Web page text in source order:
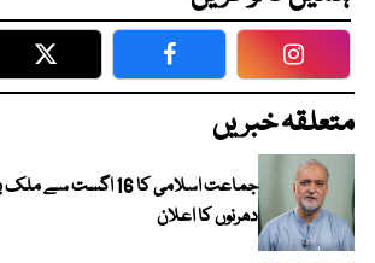
Twitter Facebook
متعلقہ خبریں
جماعت اسلامی کا 16
دھرنوں کا اعلان